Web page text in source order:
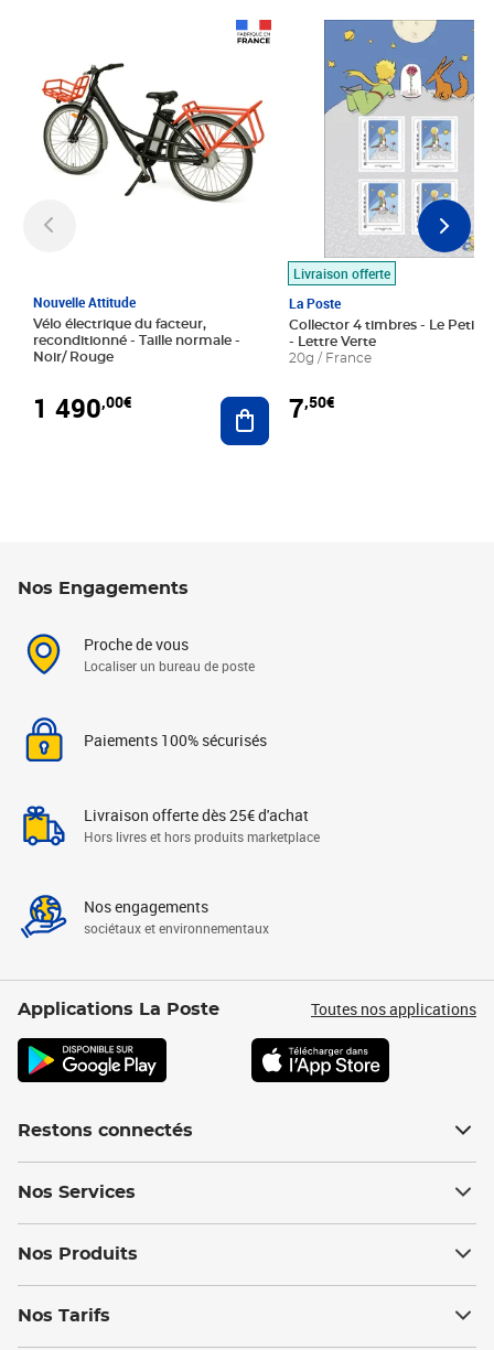
Nouvelle Attitude
Vélo électrique du facteur,
reconditionné - Taille normale -
Noir/ Rouge
1 490,00€ Ajouter au panier
Livraison offerte
La Poste
Collector 4 timbres - Le Petit
- Lettre Verte
20g / France
7,50€
Prix 7,50€
Nos Engagements
Proche de vous
Localiser un bureau de poste
Paiements 100% sécurisés
Livraison offerte dès 25€ d'achat
Hors livres et hors produits marketplace
Nos engagements
sociétaux et environnementaux
Applications La Poste Toutes nos applications
Restons connectés
Nos Services
Nos Produits
Nos Tarifs